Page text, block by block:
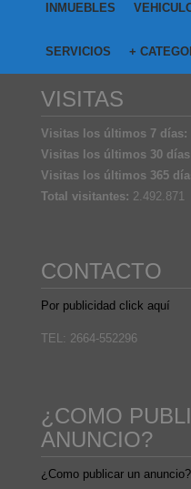
INMUEBLES
SERVICIOS +
VISITAS
Visitas los últimos 7 días:
Visitas los últimos 30
Visitas los últimos 365
Total visitantes: 2.492.871
CONTACTO
Por publicidad click aquí
TEL: 2664-552296
¿COMO
ANUNCIO?
¿Como publicar un anuncio?